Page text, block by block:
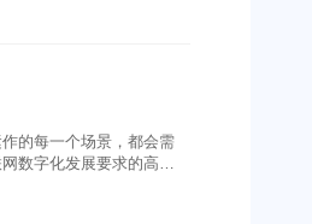
的每一个场景，都会需
数字化发展要求的高效
管理难、成本高、效率
同、电子印章的出现，